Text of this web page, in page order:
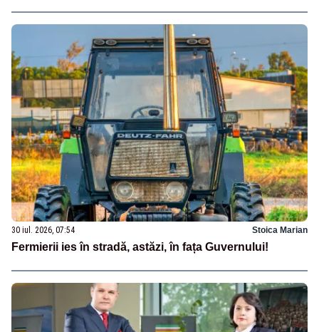
30 iul. 2026, 07:54 Stoica Marian
Fermierii ies în stradă, astăzi, în fața Guvernului!